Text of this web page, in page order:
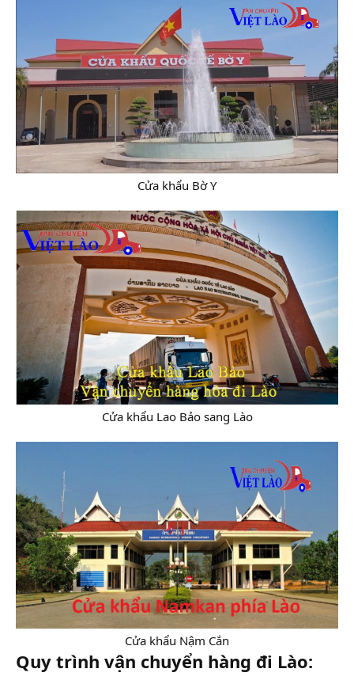
Cửa khẩu Bờ Y​
Cửa khẩu Lao Bảo sang Lào​
Cửa khẩu Nậm Cắn​
Quy trình vận chuyển hàng đi Lào: